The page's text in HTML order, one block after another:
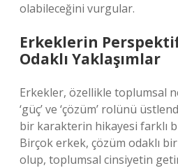
olabileceğini vurgular.
Erkeklerin
Odaklı Yaklaşımlar
Erkekler, özellikle toplumsal
‘güç’ ve ‘çözüm’ rolünü
bir karakterin hikayesi farklı
Birçok erkek, çözüm odaklı bir
olup, toplumsal cinsiyetin